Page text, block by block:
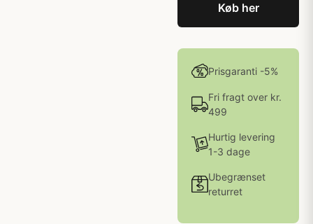
Køb her
Prisgaranti -5%
Fri fragt over kr.
499
Hurtig levering
1-3 dage
Ubegrænset
returret